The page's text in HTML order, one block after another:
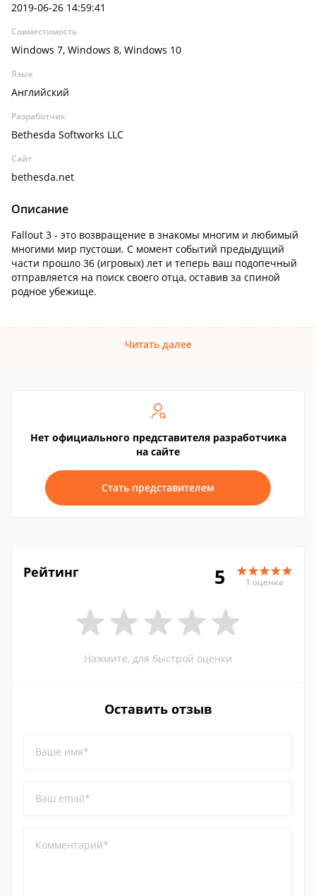
2019-06-26 14:59:41
Совместимость
Windows 7, Windows 8, Windows 10
Язык
Английский
Разработчик
Bethesda Softworks LLC
Сайт
bethesda.net
Описание
Fallout 3 - это возвращение в знакомы многим и любимый
многими мир пустоши. С момент событий предыдущий
части прошло 36 (игровых) лет и теперь ваш подопечный
отправляется на поиск своего отца, оставив за спиной
родное убежище.
Читать далее
Нет официального представителя разработчика
на сайте
Стать представителем
Рейтинг 5 1 оценка
Нажмите, для быстрой оценки
Оставить отзыв
Ваше имя*
Ваш email*
Комментарий*